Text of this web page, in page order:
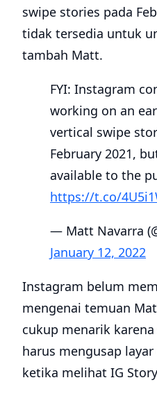
swipe stories pada
tidak tersedia untuk
tambah Matt.
FYI: Instagram
working on an
vertical swipe
February 2021,
available to the
https://t.co/
— Matt Navarra
January 12, 2022
Instagram belum
mengenai temuan
cukup menarik
harus mengusap
ketika melihat IG